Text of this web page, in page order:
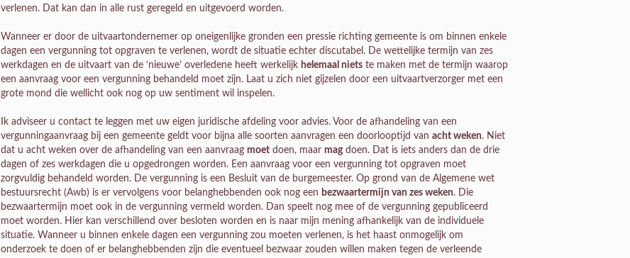
verlenen. Dat kan dan in alle rust geregeld en uitgevoerd worden.
Wanneer er door de uitvaartondernemer op oneigenlijke gronden een pressie richting gemeente is om binnen enkele
dagen een vergunning tot opgraven te verlenen, wordt de situatie echter discutabel. De wettelijke termijn van zes
werkdagen en de uitvaart van de ‘nieuwe’ overledene heeft werkelijk helemaal niets te maken met de termijn waarop
een aanvraag voor een vergunning behandeld moet zijn. Laat u zich niet gijzelen door een uitvaartverzorger met een
grote mond die wellicht ook nog op uw sentiment wil inspelen.
Ik adviseer u contact te leggen met uw eigen juridische afdeling voor advies. Voor de afhandeling van een
vergunningaanvraag bij een gemeente geldt voor bijna alle soorten aanvragen een doorlooptijd van acht weken. Niet
dat u acht weken over de afhandeling van een aanvraag moet doen, maar magdoen. Dat is iets anders dan de drie
dagen of zes werkdagen die u opgedrongen worden. Een aanvraag voor een vergunning tot opgraven moet
zorgvuldig behandeld worden. De vergunning is een Besluit van de burgemeester. Op grond van de Algemene wet
bestuursrecht (Awb) is er vervolgens voor belanghebbenden ook nog een bezwaartermijn van zes weken. Die
bezwaartermijn moet ook in de vergunning vermeld worden. Dan speelt nog mee of de vergunning gepubliceerd
moet worden. Hier kan verschillend over besloten worden en is naar mijn mening afhankelijk van de individuele
situatie. Wanneer u binnen enkele dagen een vergunning zou moeten verlenen, is het haast onmogelijk om
onderzoek te doen of er belanghebbenden zijn die eventueel bezwaar zouden willen maken tegen de verleende